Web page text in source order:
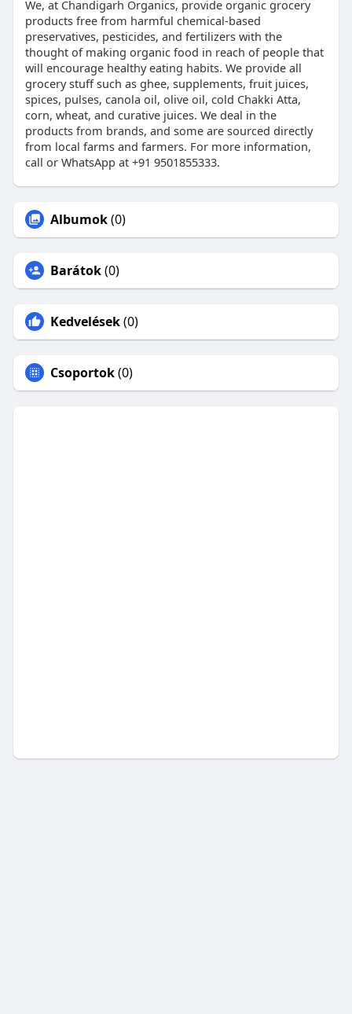
We, at Chandigarh Organics, provide organic grocery
products free from harmful chemical-based
preservatives, pesticides, and fertilizers with the
thought of making organic food in reach of people that
will encourage healthy eating habits. We provide all
grocery stuff such as ghee, supplements, fruit juices,
spices, pulses, canola oil, olive oil, cold Chakki Atta,
corn, wheat, and curative juices. We deal in the
products from brands, and some are sourced directly
from local farms and farmers. For more information,
call or WhatsApp at +91 9501855333.
Albumok(0)
Barátok(0)
Kedvelések(0)
Csoportok(0)